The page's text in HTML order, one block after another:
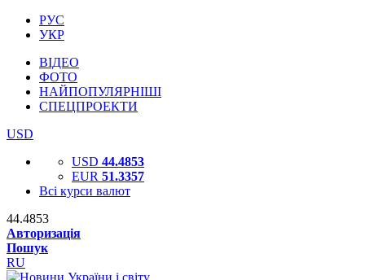
РУС
УКР
ВІДЕО
ФОТО
НАЙПОПУЛЯРНІШІ
СПЕЦПРОЕКТИ
USD
USD 44.4853
EUR 51.3357
Всі курси валют
44.4853
Авторизація
Пошук
RU